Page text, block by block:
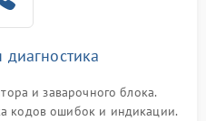
и заварочного блока.
кодов ошибок и индикации.